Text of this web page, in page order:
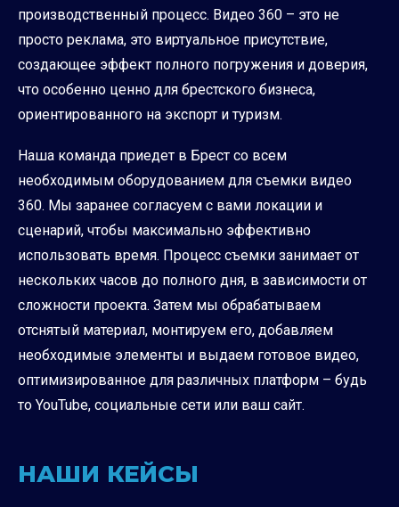
производственный процесс. Видео 360 – это не
просто реклама, это виртуальное присутствие,
создающее эффект полного погружения и доверия,
что особенно ценно для брестского бизнеса,
ориентированного на экспорт и туризм.
Наша команда приедет в Брест со всем
необходимым оборудованием для съемки видео
360. Мы заранее согласуем с вами локации и
сценарий, чтобы максимально эффективно
использовать время. Процесс съемки занимает от
нескольких часов до полного дня, в зависимости от
сложности проекта. Затем мы обрабатываем
отснятый материал, монтируем его, добавляем
необходимые элементы и выдаем готовое видео,
оптимизированное для различных платформ – будь
то YouTube, социальные сети или ваш сайт.
НАШИ КЕЙСЫ